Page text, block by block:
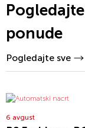
ponude
Pogledajte sve
6 avgust